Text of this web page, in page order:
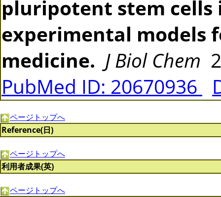
pluripotent stem
experimental models
medicine. J Biol Chem
PubMed ID: 20670936
ページトップへ
Reference(日)
ページトップへ
利用者成果(英)
ページトップへ